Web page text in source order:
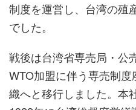
制度を運営し、台湾の殖
でした。
戦後は台湾省専売局・公
WTO加盟に伴う専売制
織へと移行しました。本